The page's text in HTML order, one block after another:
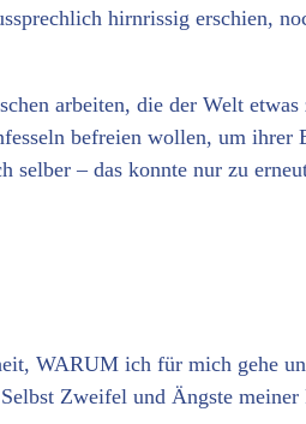
hirnrissig erschien,
arbeiten, die der Welt etwas
befreien wollen, um
selber – das konnte nur zu
WARUM ich für mich gehe
Zweifel und Ängste